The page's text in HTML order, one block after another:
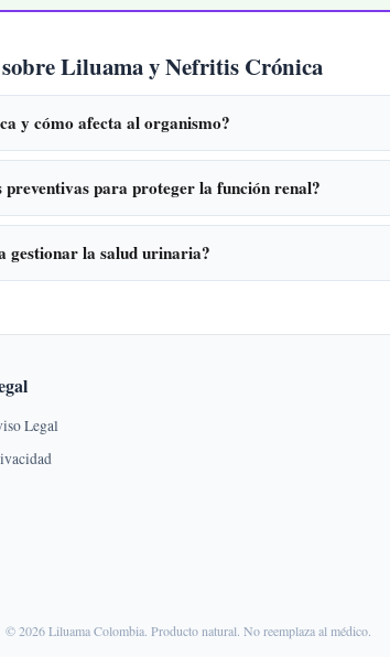
Liluama y Nefritis Crónica
y cómo afecta al organismo?
preventivas para proteger la función renal?
gestionar la salud urinaria?
Legal
© 2026 Liluama Colombia. Producto natural. No reemplaza al médico.